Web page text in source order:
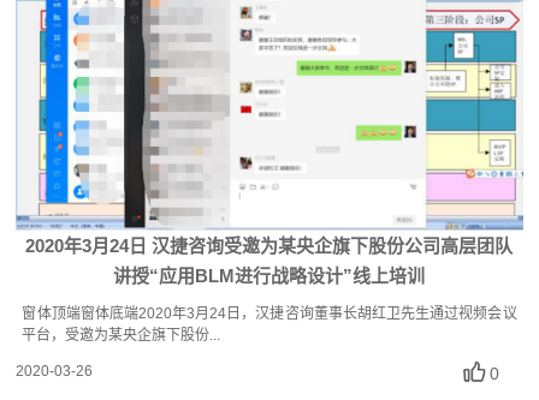
2020年3月24日 汉捷咨询受邀为某央企旗下股份公司高层团队
讲授“应用BLM进行战略设计”线上培训
窗体顶端窗体底端2020年3月24日，汉捷咨询董事长胡红卫先生通过视频会议
平台，受邀为某央企旗下股份...
2020-03-26 0